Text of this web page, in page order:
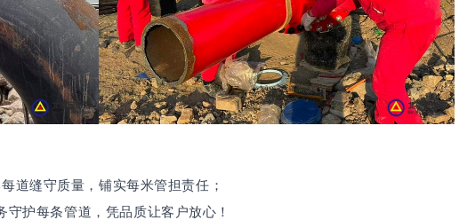
道缝守质量，铺实每米管担责任；
守护每条管道， 凭品质让客户放心！